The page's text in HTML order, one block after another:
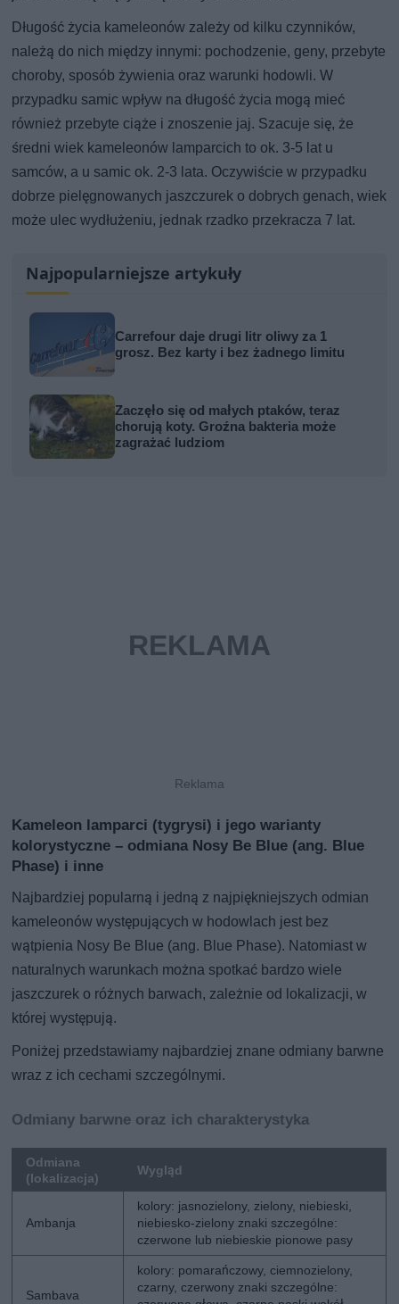
Długość życia kameleonów zależy od kilku czynników,
należą do nich między innymi: pochodzenie, geny, przebyte
choroby, sposób żywienia oraz warunki hodowli. W
przypadku samic wpływ na długość życia mogą mieć
również przebyte ciąże i znoszenie jaj. Szacuje się, że
średni wiek kameleonów lamparcich to ok. 3-5 lat u
samców, a u samic ok. 2-3 lata. Oczywiście w przypadku
dobrze pielęgnowanych jaszczurek o dobrych genach, wiek
może ulec wydłużeniu, jednak rzadko przekracza 7 lat.
Najpopularniejsze artykuły
Carrefour daje drugi litr oliwy za 1
grosz. Bez karty i bez żadnego limitu
Zaczęło się od małych ptaków, teraz
chorują koty. Groźna bakteria może
zagrażać ludziom
Kameleon lamparci (tygrysi) i jego warianty
kolorystyczne – odmiana Nosy Be Blue (ang. Blue
Phase) i inne
Najbardziej popularną i jedną z najpiękniejszych odmian
kameleonów występujących w hodowlach jest bez
wątpienia Nosy Be Blue (ang. Blue Phase). Natomiast w
naturalnych warunkach można spotkać bardzo wiele
jaszczurek o różnych barwach, zależnie od lokalizacji, w
której występują.
Poniżej przedstawiamy najbardziej znane odmiany barwne
wraz z ich cechami szczególnymi.
Odmiany barwne oraz ich charakterystyka
Odmiana
(lokalizacja)
Wygląd
Ambanja
kolory: jasnozielony, zielony, niebieski,
niebiesko-zielony znaki szczególne:
czerwone lub niebieskie pionowe pasy
Sambava
kolory: pomarańczowy, ciemnozielony,
czarny, czerwony znaki szczególne: